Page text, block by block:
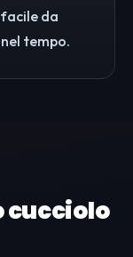
da
tempo.
cucciolo